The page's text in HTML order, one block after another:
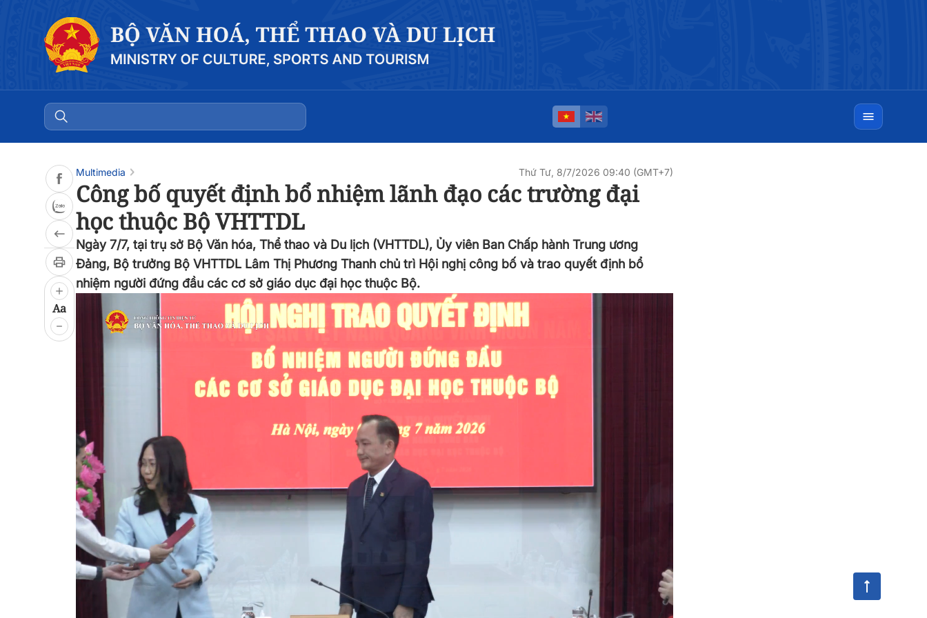
Aa
Multimedia Thứ Tư, 8/7/2026 09:40 (GMT+7)
Công bố quyết định bổ nhiệm lãnh đạo các trường đại
học thuộc Bộ VHTTDL
Ngày 7/7, tại trụ sở Bộ Văn hóa, Thể thao và Du lịch (VHTTDL), Ủy viên Ban Chấp hành Trung ương
Đảng, Bộ trưởng Bộ VHTTDL Lâm Thị Phương Thanh chủ trì Hội nghị công bố và trao quyết định bổ
nhiệm người đứng đầu các cơ sở giáo dục đại học thuộc Bộ.